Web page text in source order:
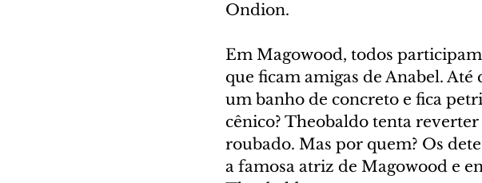
Ondion.
Em Magowood, todos
que ficam amigas de Anabel.
um banho de concreto e fica
cênico? Theobaldo tenta
roubado. Mas por quem? Os
a famosa atriz de Magowood e